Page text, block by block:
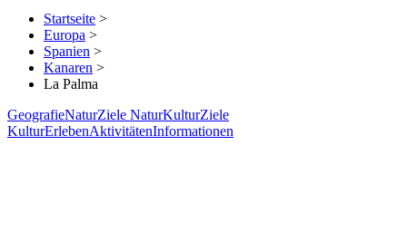
Startseite >
Europa >
Spanien >
Kanaren >
La Palma
GeografieNaturZiele NaturKulturZiele
KulturErlebenAktivitätenInformationen